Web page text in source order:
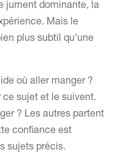
jument dominante, la
Mais le
plus subtil qu’une
où aller manger ?
sujet et le suivent.
? Les autres partent
confiance est
sujets précis.